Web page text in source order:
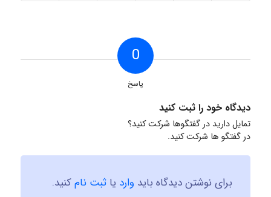
0
پاسخ
دیدگاه خود را ثبت کنید
تمایل دارید در گفتگوها شرکت کنید؟
در گفتگو ها شرکت کنید.
برای نوشتن دیدگاه باید وارد یا ثبت نامکنید.